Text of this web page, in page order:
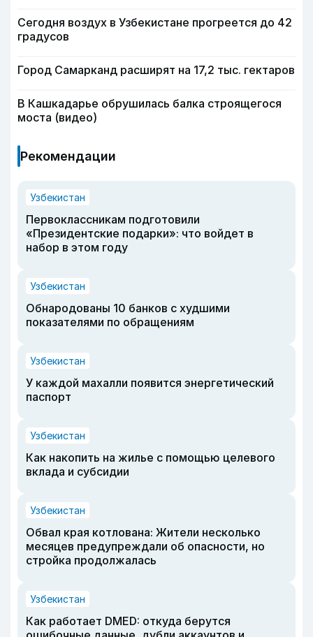
Сегодня воздух в Узбекистане прогреется до 42
градусов
Город Самарканд расширят на 17,2 тыс. гектаров
В Кашкадарье обрушилась балка строящегося
моста (видео)
Рекомендации
Узбекистан
Первоклассникам подготовили
«Президентские подарки»: что войдет в
набор в этом году
Узбекистан
Обнародованы 10 банков с худшими
показателями по обращениям
Узбекистан
У каждой махалли появится энергетический
паспорт
Узбекистан
Как накопить на жилье с помощью целевого
вклада и субсидии
Узбекистан
Обвал края котлована: Жители несколько
месяцев предупреждали об опасности, но
стройка продолжалась
Узбекистан
Как работает DMED: откуда берутся